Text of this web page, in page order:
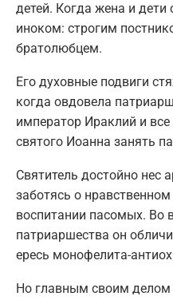
детей. Когда жена и дети
иноком: строгим
братолюбцем.
Его духовные подвиги
когда овдовела
император Ираклий и все
святого Иоанна занять
Святитель достойно нес
заботясь о
воспитании пасомых. Во
патриаршества он
ересь монофелита-
Но главным своим делом